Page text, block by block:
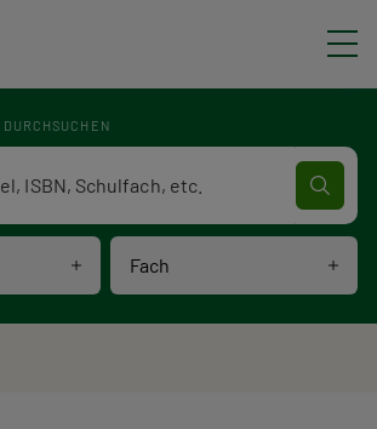
Fach
Volltextsuche